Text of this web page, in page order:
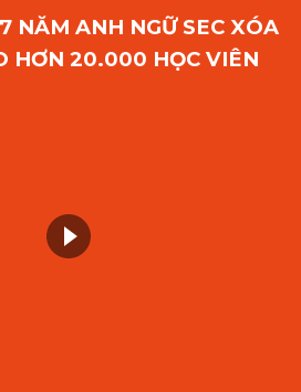
NĂM ANH NGỮ SEC XÓA
HƠN 20.000 HỌC VIÊN